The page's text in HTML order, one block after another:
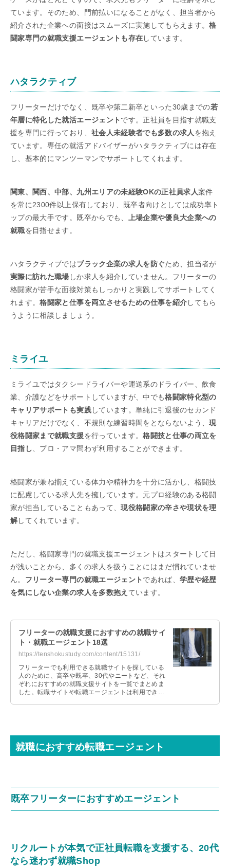
ています。そのため、門前払いになることがなく、担当者から
紹介された企業への面接はスムーズに実施してもらえます。格
闘家専門の就職支援エージェントも存在しています。
ハタラクティブ
フリーターだけでなく、既卒や第二新卒といった30歳までの若
年層に特化した就活エージェント です。正社員を目指す就職支
援を専門に行っており、 社会人未経験者でも多数の求人 を抱え
ています。専任の就活アドバイザーがハタラクティブには存在
し、基本的にマンツーマンでサポートしてくれます。
関東、関西、中部、九州エリアの未経験OKの正社員求人案件
を常に2300件以上保有しており、既卒者向けとしては成功率ト
ップの最大手です。既卒からでも、
上場企業や優良大企業への
就職を目指せます。
ハタラクティブではブラック企業の求人を防ぐため、担当者が
実際に訪れた職場 しか求人を紹介していません。フリーターの
格闘家が苦手な面接対策もしっかりと実践してサポートしてく
れます。格闘家と仕事を両立させるための仕事を紹介してもら
うように相談しましょう。
ミライユ
ミライユではタクシードライバーや運送系のドライバー、飲食
業、介護などをサポートしていますが、中でも格闘家特化型の
キャリアサポートも実践しています。単純に引退後のセカンド
キャリアだけでなく、不規則な練習時間をとならないよう、現
役格闘家まで就職支援を行っています。格闘技と仕事の両立を
目指し 、プロ・アマ問わず利用することができます。
格闘家が兼ね揃えている体力や精神力を十分に活かし、格闘技
に配慮している求人先を擁しています。元プロ経験のある格闘
家が担当していることもあって、現役格闘家の辛さや現状を理
解してくれています。
ただし、格闘家専門の就職支援エージェントはスタートして日
が浅いことから、多くの求人を扱うことにはまだ慣れていませ
ん。 フリーター専門の就職エージェント であれば、学歴や経歴
を気にしない企業の求人を多数抱え ています。
フリーターの就職支援におすすめの就職サイ
ト・就職エージェント18選
https://tenshokustudy.com/content/15131/
フリーターでも利用できる就職サイトを探している
人のために、高卒や既卒、30代やニートなど、それ
ぞれにおすすめの就職支援サイトを一覧でまとめま
した。転職サイトや転職エージェントは利用できる
就職におすすめ転職エージェント
既卒フリーターにおすすめエージェント
リクルートが本気で正社員転職を支援する、20代
なら迷わず就職Shop